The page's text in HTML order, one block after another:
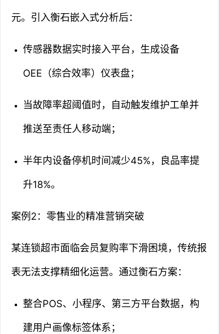
元。引入衡石嵌入式分析后：
传感器数据实时接入平台，生成设备
OEE（综合效率）仪表盘；
当故障率超阈值时，自动触发维护工单并
推送至责任人移动端；
半年内设备停机时间减少45%，良品率提
升18%。
案例2：零售业的精准营销突破
某连锁超市面临会员复购率下滑困境，传统报
表无法支撑精细化运营。通过衡石方案：
整合POS、小程序、第三方平台数据，构
建用户画像标签体系；